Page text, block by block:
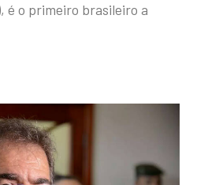
é o primeiro brasileiro a